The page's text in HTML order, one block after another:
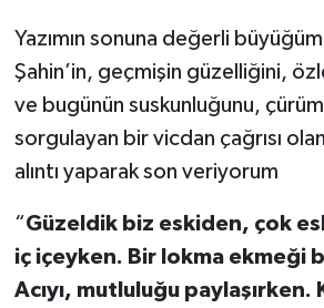
Yazımın sonuna değerli
Şahin’in, geçmişin güzelliğini,
ve bugünün suskunluğunu,
sorgulayan bir vicdan çağrısı
alıntı yaparak son veriyorum
“Güzeldik biz eskiden, çok
iç içeyken. Bir lokma ekmeği
Acıyı, mutluluğu paylaşırken.